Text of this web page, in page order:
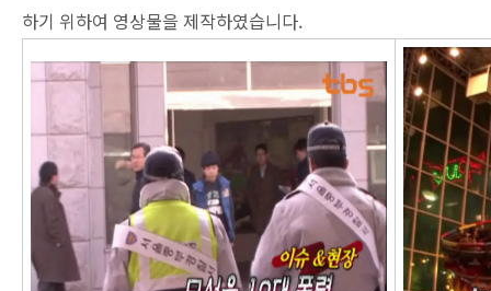
하기 위하여 영상물을 제작하였습니다.